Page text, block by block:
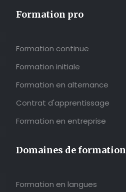
Formation pro
Formation continue
Formation initiale
Formation en alternance
Contrat d'apprentissage
Formation en entreprise
Domaines de formation
Formation en langues